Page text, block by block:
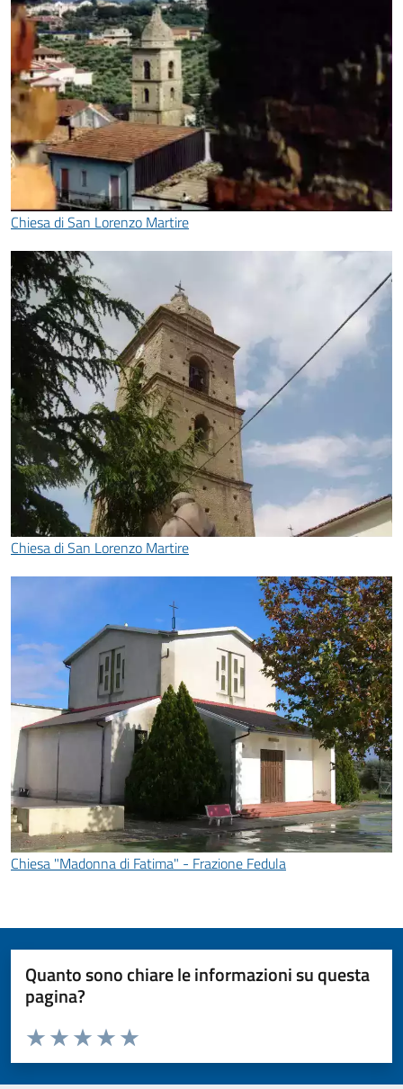
Chiesa di San Lorenzo Martire
Chiesa di San Lorenzo Martire
Chiesa "Madonna di Fatima" - Frazione Fedula
Quanto sono chiare le informazioni su questa
pagina?
Valuta da 1 a 5 stelle la pagina
Valuta 5 stelle su 5
Valuta 4 stelle su 5
Valuta 3 stelle su 5
Valuta 2 stelle su 5
Valuta 1 stelle su 5